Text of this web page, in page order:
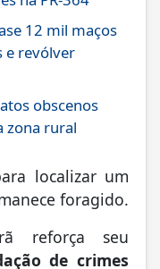
12 mil maços
e revólver
obscenos
zona rural
localizar um
foragido.
reforça seu
de crimes